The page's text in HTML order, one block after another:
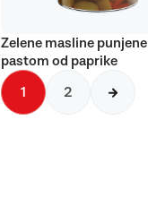
Zelene masline punjene
pastom od paprike
1 2